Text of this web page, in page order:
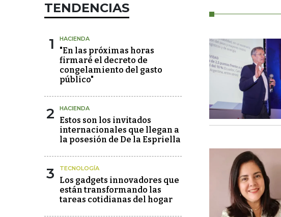
TENDENCIAS
1 HACIENDA
"En las próximas horas
firmaré el decreto de
congelamiento del gasto
público"
2 HACIENDA
Estos son los invitados
internacionales que llegan a
la posesión de De la Espriella
3 TECNOLOGÍA
Los gadgets innovadores que
están transformando las
tareas cotidianas del hogar